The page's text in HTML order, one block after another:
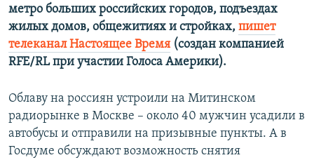
метро больших российских городов, подъездах
жилых домов, общежитиях и стройках, пишет
телеканал Настоящее Время (создан компанией
RFE/RL при участии Голоса Америки).
Облаву на россиян устроили на Митинском
радиорынке в Москве – около 40 мужчин усадили в
автобусы и отправили на призывные пункты. А в
Госдуме обсуждают возможность снятия